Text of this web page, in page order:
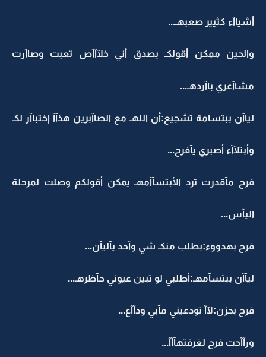
أشيآآء كثيير صعبهـ...
والحين ممكن أقولكـ بصدق أني خلآآآص تعبت وصآآرت
مشآآعري بآآردهـ...
ليآآن ببتسآمة تشجيع:أن اللهـ مع الصآآبرين هذآآ إختبآآر لكـ
وأبتلآآء أصبري يآفرح...
فرح مآقدرت ترد الأبتسآآمهـ يمكن أقولكم وصلت لمرحلة
اليأس...
فرح بهدووء:بطلب منكـ شي وآحد يآليآن...
ليآآن ببتسآمهـ:أطلبي لو تبين عيوني حآظرهـ...
فرح بحزن:لآآ تودعيني مآبي ودآآع...
ورآآحت فرح لغرفتهآآآ...